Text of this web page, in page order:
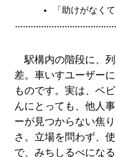
「助けがなく
駅構内の階段に、
差。車いすユーザー
ものです。実は、ベ
んにとっても、他人
ーが見つからない焦
さ。立場を問わず、
で、みちしるべにな